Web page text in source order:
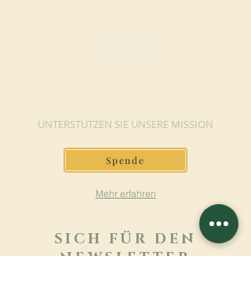
UNTERSTÜTZEN SIE UNSERE MISSION
Spende
Mehr erfahren
SICH FÜR DEN
NEWSLETTER